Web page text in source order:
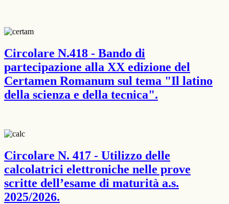
Circolare N.418 - Bando di
partecipazione alla XX edizione del
Certamen Romanum sul tema "Il latino
della scienza e della tecnica".
Circolare N. 417 - Utilizzo delle
calcolatrici elettroniche nelle prove
scritte dell’esame di maturità a.s.
2025/2026.